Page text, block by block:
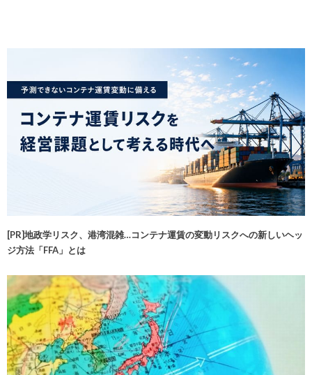
[PR]地政学リスク、港湾混雑…コンテナ運賃の変動リスクへの新しいヘッ
ジ方法「FFA」とは